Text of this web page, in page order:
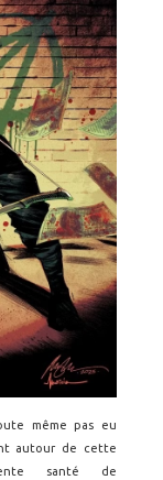
même pas eu
autour de cette
santé de